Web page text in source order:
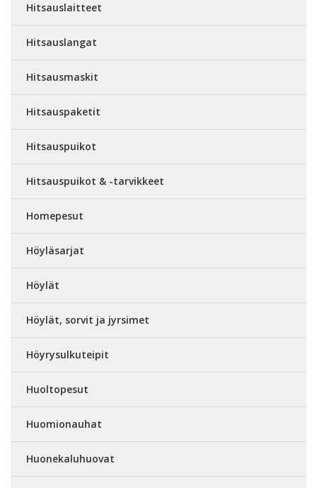
Hitsauslaitteet
Hitsauslangat
Hitsausmaskit
Hitsauspaketit
Hitsauspuikot
Hitsauspuikot & -tarvikkeet
Homepesut
Höyläsarjat
Höylät
Höylät, sorvit ja jyrsimet
Höyrysulkuteipit
Huoltopesut
Huomionauhat
Huonekaluhuovat